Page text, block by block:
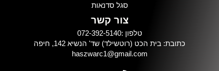
סגל סדנאות
צור קשר
טלפון :072-392-5140
כתובת: בית הכט (רוטשילד) שד' הנשיא 142, חיפה
haszwarc1@gmail.com